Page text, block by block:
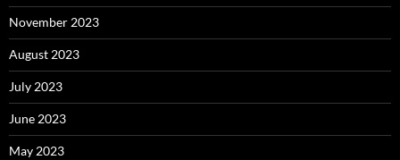
November 2023
August 2023
July 2023
June 2023
May 2023